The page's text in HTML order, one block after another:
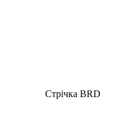
Стрічка BRD